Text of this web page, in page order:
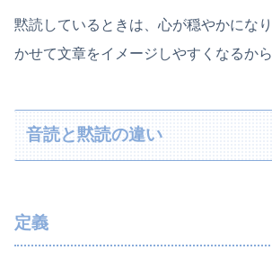
黙読しているときは、心が穏やかにな
かせて文章をイメージしやすくなるから
音読と黙読の違い
定義